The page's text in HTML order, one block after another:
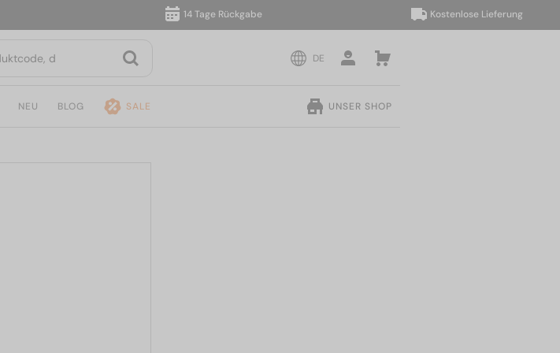
14 Tage Rückgabe Kostenlose Lieferung
DE
NEU BLOG SALE UNSER SHOP